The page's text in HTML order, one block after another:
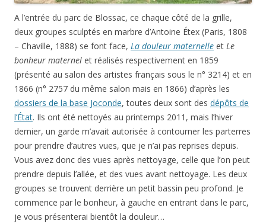
A l’entrée du parc de Blossac, ce chaque côté de la grille,
deux groupes sculptés en marbre d’Antoine Étex (Paris, 1808
– Chaville, 1888) se font face, La douleur maternelle et Le
bonheur maternel et réalisés respectivement en 1859
(présenté au salon des artistes français sous le n° 3214) et en
1866 (n° 2757 du même salon mais en 1866) d’après les
dossiers de la base Joconde, toutes deux sont des dépôts de
l’État. Ils ont été nettoyés au printemps 2011, mais l’hiver
dernier, un garde m’avait autorisée à contourner les parterres
pour prendre d’autres vues, que je n’ai pas reprises depuis.
Vous avez donc des vues après nettoyage, celle que l’on peut
prendre depuis l’allée, et des vues avant nettoyage. Les deux
groupes se trouvent derrière un petit bassin peu profond. Je
commence par le bonheur, à gauche en entrant dans le parc,
je vous présenterai bientôt la douleur…